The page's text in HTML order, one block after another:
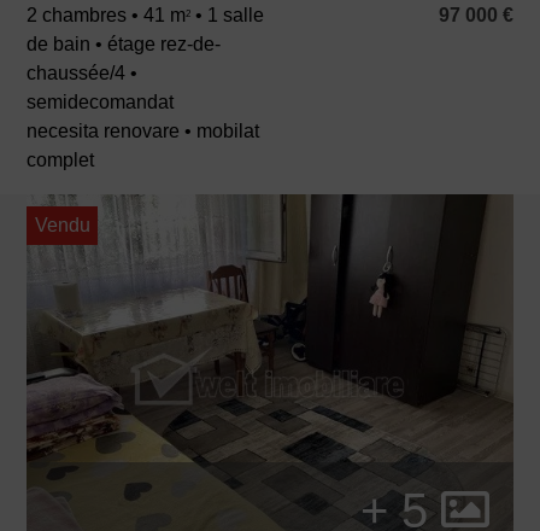
2 chambres • 41 m2 • 1 salle
de bain • étage rez-de-
chaussée/4 •
semidecomandat
necesita renovare • mobilat
complet
97 000 €
+ 5
Vendu